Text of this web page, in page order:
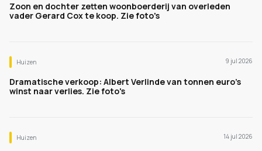
Zoon en dochter zetten woonboerderij van overleden
vader Gerard Cox te koop. Zie foto's
Huizen 9 jul 2026
Dramatische verkoop: Albert Verlinde van tonnen euro's
winst naar verlies. Zie foto's
Huizen 14 jul 2026